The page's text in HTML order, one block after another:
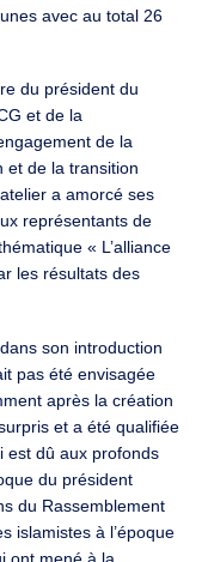
avec au total 26
du président du
et de la
de la
et de la transition
a amorcé ses
représentants de
« L’alliance
les résultats des
son introduction
pas été envisagée
après la création
et a été qualifiée
est dû aux profonds
du président
du Rassemblement
islamistes à l’époque
ont mené à la